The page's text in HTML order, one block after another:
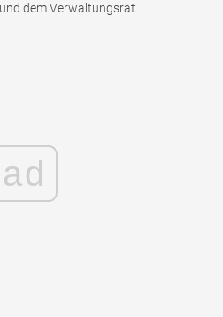
dem Verwaltungsrat.
ad